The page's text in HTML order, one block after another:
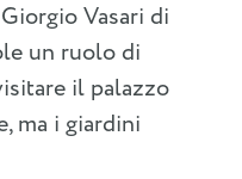
Vasari di
un ruolo di
il palazzo
ma i giardini